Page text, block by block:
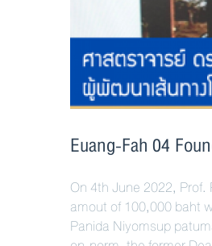
Euang-Fah 04
On 4th June 2022,
amout of 100,000 baht
Panida Niyomsup